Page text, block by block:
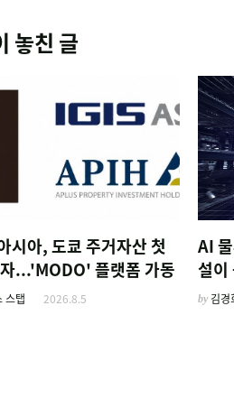
놓친 글
시아, 도쿄 주거자산 첫
...'MODO' 플랫폼 가동
스탭 2026.8.5
AI
설이
by 김경